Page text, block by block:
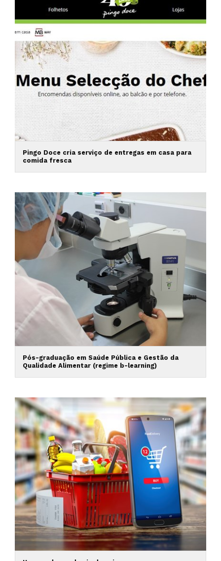
Pingo Doce cria serviço de entregas em casa para
comida fresca
Pós-graduação em Saúde Pública e Gestão da
Qualidade Alimentar (regime b-learning)